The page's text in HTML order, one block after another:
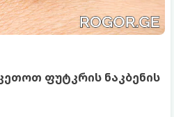
ფუტკრის ნაკბენის